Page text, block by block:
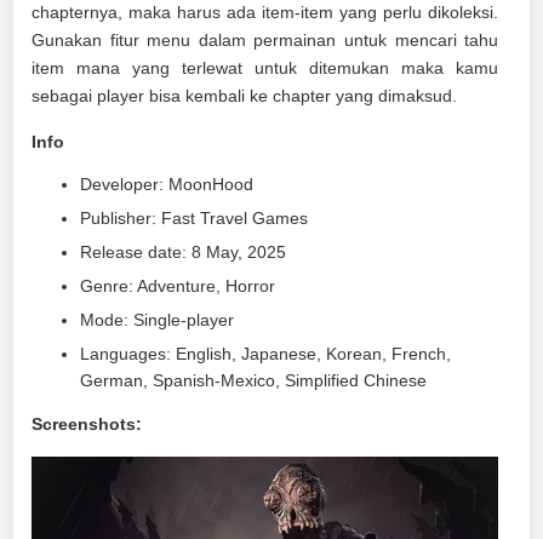
chapternya, maka harus ada item-item yang perlu dikoleksi.
Gunakan fitur menu dalam permainan untuk mencari tahu
item mana yang terlewat untuk ditemukan maka kamu
sebagai player bisa kembali ke chapter yang dimaksud.
Info
Developer: MoonHood
Publisher: Fast Travel Games
Release date: 8 May, 2025
Genre: Adventure, Horror
Mode: Single-player
Languages: English, Japanese, Korean, French,
German, Spanish-Mexico, Simplified Chinese
Screenshots: